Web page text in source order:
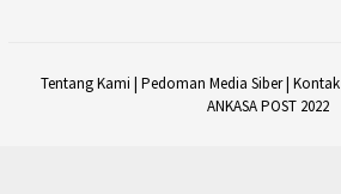
Tentang Kami | Pedoman Media Siber| Kontak
ANKASA POST 2022